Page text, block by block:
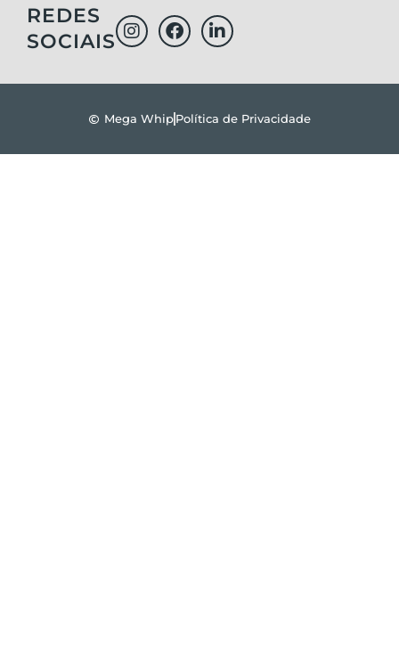
REDES
SOCIAIS
Mega WhipPolítica de Privacidade